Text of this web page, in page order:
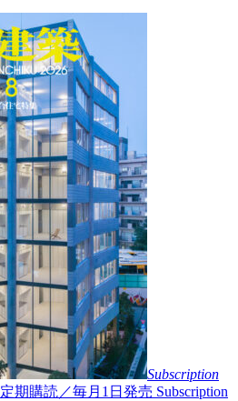
Subscription
定期購読／毎月1日発売 Subscription